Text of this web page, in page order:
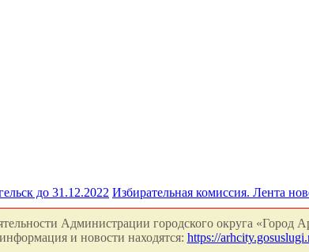
до 31.12.2022 Избирательная комиссия. Лента
Администрации городского округа «Город
и новости находятся: https://